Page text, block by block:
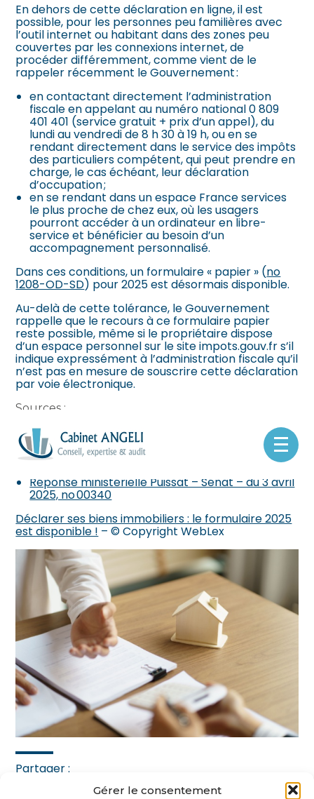
Gérer le consentement
Aller
au
En dehors de cette déclaration en ligne, il est
possible, pour les personnes peu familières avec
l’outil internet ou habitant dans des zones peu
couvertes par les connexions internet, de
procéder différemment, comme vient de le
rappeler récemment le Gouvernement :
en contactant directement l’administration
fiscale en appelant au numéro national 0 809
401 401 (service gratuit + prix d’un appel), du
lundi au vendredi de 8 h 30 à 19 h, ou en se
rendant directement dans le service des impôts
des particuliers compétent, qui peut prendre en
charge, le cas échéant, leur déclaration
d’occupation ;
en se rendant dans un espace France services
le plus proche de chez eux, où les usagers
pourront accéder à un ordinateur en libre-
service et bénéficier au besoin d’un
accompagnement personnalisé.
Dans ces conditions, un formulaire « papier » (no
1208-OD-SD) pour 2025 est désormais disponible.
Au-delà de cette tolérance, le Gouvernement
rappelle que le recours à ce formulaire papier
reste possible, même si le propriétaire dispose
d’un espace personnel sur le site impots.gouv.fr s’il
indique expressément à l’administration fiscale qu’il
n’est pas en mesure de souscrire cette déclaration
par voie électronique.
Sources :
Impots.gouv.fr
Décret no 2024-1162 du 4 décembre 2024
modifiant les articles 321 E, 322 A et 344 N de
Réponse ministérielle Puissat – Sénat – du 3 avril
2025, no 00340
Déclarer ses biens immobiliers : le formulaire 2025
est disponible ! – © Copyright WebLex
Partager :